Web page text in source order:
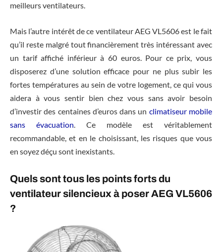
meilleurs ventilateurs.
Mais l’autre intérêt de ce ventilateur AEG VL5606 est le fait
qu’il reste malgré tout financièrement très intéressant avec
un tarif affiché inférieur à 60 euros. Pour ce prix, vous
disposerez d’une solution efficace pour ne plus subir les
fortes températures au sein de votre logement, ce qui vous
aidera à vous sentir bien chez vous sans avoir besoin
d’investir des centaines d’euros dans un climatiseur mobile
sans évacuation . Ce modèle est véritablement
recommandable, et en le choisissant, les risques que vous
en soyez déçu sont inexistants.
Quels sont tous les points forts du
ventilateur silencieux à poser AEG VL5606
?